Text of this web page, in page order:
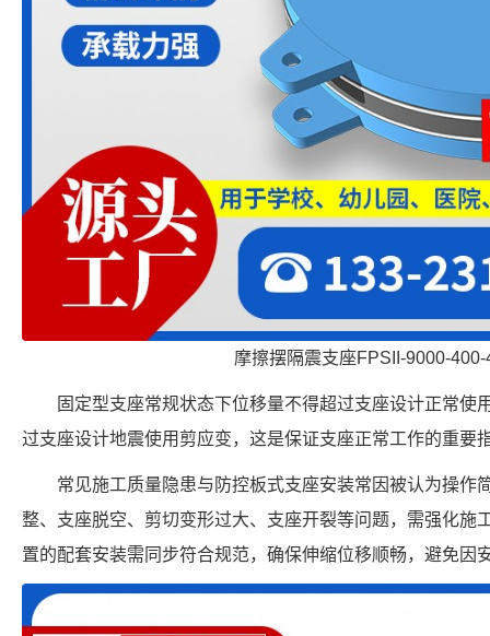
摩擦摆隔震支座FPSII-9000-400-
固定型支座常规状态下位移量不得超过支座设计正常使
过支座设计地震使用剪应变，这是保证支座正常工作的重要
常见施工质量隐患与防控板式支座安装常因被认为操作
整、支座脱空、剪切变形过大、支座开裂等问题，需强化施
置的配套安装需同步符合规范，确保伸缩位移顺畅，避免因